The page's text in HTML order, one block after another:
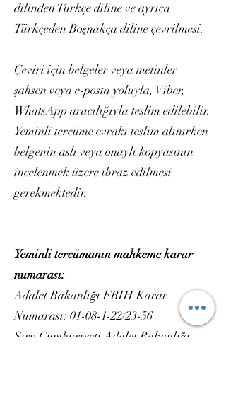
dilinden Türkçe diline ve ayrıca
Türkçeden Boşnakça diline çevrilmesi.
Çeviri için belgeler veya metinler
şahsen veya e-posta yoluyla, Viber,
WhatsApp aracılığıyla teslim edilebilir.
Yeminli tercüme evrakı teslim alınırken
belgenin aslı veya onaylı kopyasının
incelenmek üzere ibraz edilmesi
gerekmektedir.
Yeminli tercümanın mahkeme karar
numarası:
Adalet Bakanlığı FBIH Karar
Numarası: 01-08-1-22/23-56
Sırp Cumhuriyeti Adalet Bakanlığı